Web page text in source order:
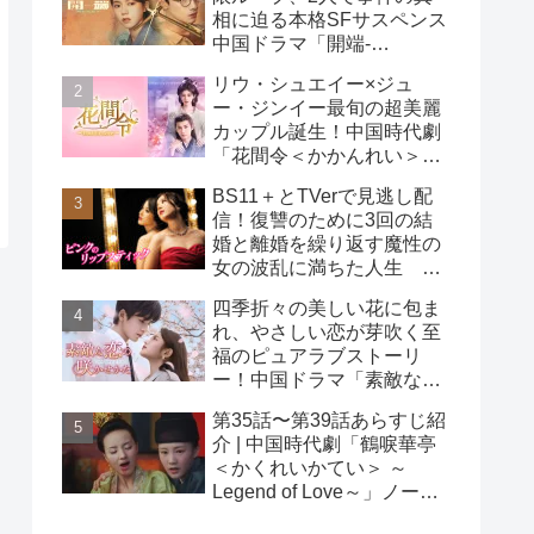
相に迫る本格SFサスペンス
中国ドラマ「開端-
リウ・シュエイー×ジュ
ー・ジンイー最旬の超美麗
カップル誕生！中国時代劇
「花間令＜かかんれい＞～
BS11＋とTVerで見逃し配
信！復讐のために3回の結
婚と離婚を繰り返す魔性の
女の波乱に満ちた人生
プスティック」
四季折々の美しい花に包ま
れ、やさしい恋が芽吹く至
福のピュアラブストーリ
ー！中国ドラマ「素敵な恋
第35話〜第39話あらすじ紹
介 | 中国時代劇「鶴唳華亭
＜かくれいかてい＞ ～
Legend of Love～」ノーカ